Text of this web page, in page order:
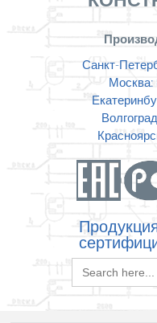
Санкт-
Москва:
Search
for: